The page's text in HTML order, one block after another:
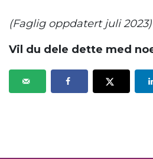
(Faglig oppdatert juli 2023)
Vil du dele dette med